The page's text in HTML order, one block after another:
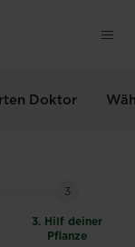
Doktor
3
3. Hilf deiner
Pflanze